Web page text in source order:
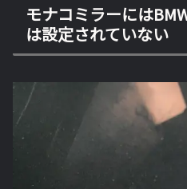
モナコミラーには
は設定されていない